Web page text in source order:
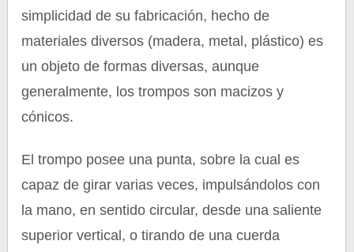
simplicidad de su fabricación, hecho de
materiales diversos (madera, metal, plástico) es
un objeto de formas diversas, aunque
generalmente, los trompos son macizos y
cónicos.
El trompo posee una punta, sobre la cual es
capaz de girar varias veces, impulsándolos con
la mano, en sentido circular, desde una saliente
superior vertical, o tirando de una cuerda